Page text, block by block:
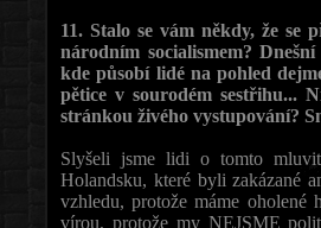
11. Stalo se vám někdy, že se
národním socialismem?
kde působí lidé na pohled
pětice v sourodém sestřihu...
stránkou živého vystupování?
Slyšeli jsme lidi o tomto
Holandsku, které byli zakázané
vzhledu, protože máme
vírou, protože my NEJSME